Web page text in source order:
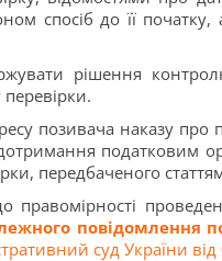
спосіб до її початку,
рішення
позивача наказу
податковим
передбаченого
повідомлення
суд України